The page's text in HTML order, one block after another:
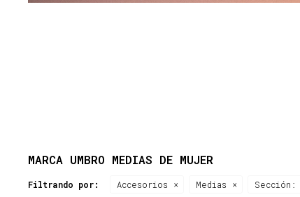
MARCA UMBRO MEDIAS DE MUJER
Filtrando por: Accesorios Medias Sección: